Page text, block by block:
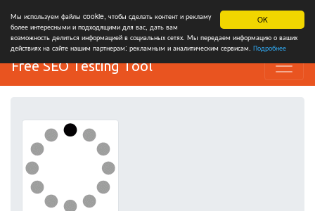
OK
Мы используем файлы cookie, чтобы сделать контент и рекламу
более интересными и подходящими для вас, дать вам
возможность делиться информацией в социальных сетях. Мы передаем информацию о ваших
действиях на сайте нашим партнерам: рекламным и аналитическим сервисам. Подробнее
Free SEO Testing Tool